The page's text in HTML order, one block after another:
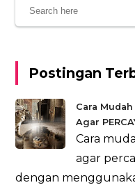
Postingan
Cara Mudah
Agar
Cara
agar
dengan